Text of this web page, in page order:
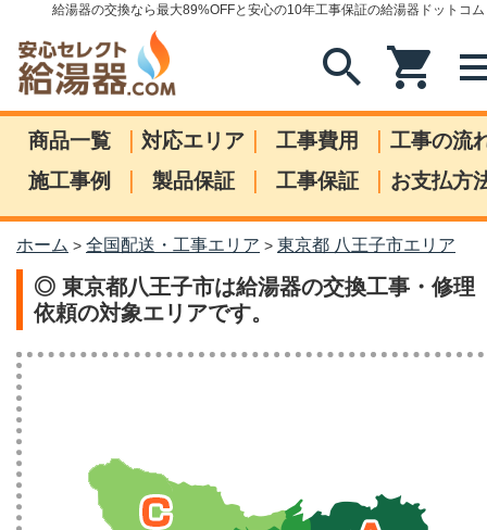
給湯器の交換なら最大89%OFFと安心の10年工事保証の給湯器ドットコム
search shopping_cart
商品一覧 | 対応エリア | 工事費用 | 工事の流
施工事例
| 製品保証 | 工事保証 | お支払方
ホーム > 全国配送・工事エリア > 東京都 八王子市エリア
◎ 東京都八王子市は給湯器の交換工事・修理
依頼の対象エリアです。